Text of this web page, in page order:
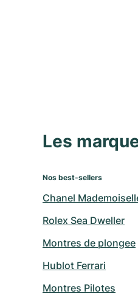
Les
Nos best-sellers
Chanel
Rolex Sea Dweller
Montres de plongee
Hublot Ferrari
Montres Pilotes